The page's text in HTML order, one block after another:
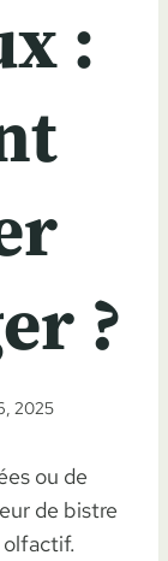
:
?
2025
ou de
de bistre
olfactif.